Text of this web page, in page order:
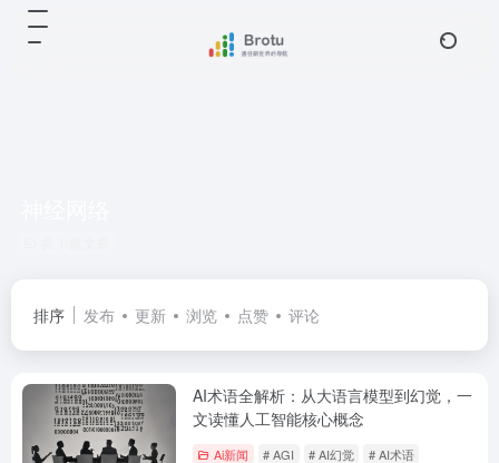
排序 发布 更新 浏览 点赞 评论
AI术语全解析：从大语言模型到幻觉，一
文读懂人工智能核心概念
Ai新闻 # AGI # AI幻觉 # AI术语